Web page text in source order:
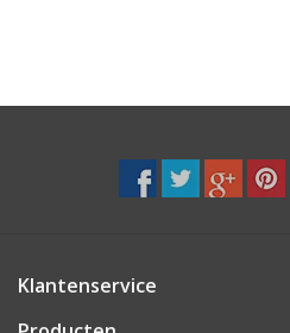
Klantenservice